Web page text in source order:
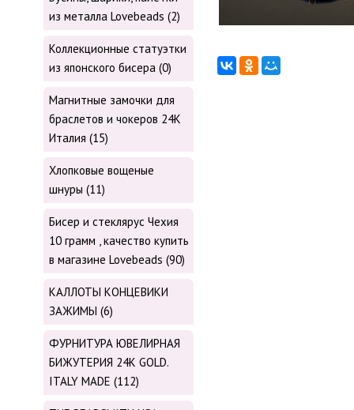
из металла Lovebeads (2)
Коллекционные статуэтки
из японского бисера (0)
Магнитные замочки для
браслетов и чокеров 24К
Италия (15)
Хлопковые вощеные
шнуры (11)
Бисер и стеклярус Чехия
10 грамм , качество купить
в магазине Lovebeads (90)
КАЛЛОТЫ КОНЦЕВИКИ
ЗАЖИМЫ (6)
ФУРНИТУРА ЮВЕЛИРНАЯ
БИЖУТЕРИЯ 24К GOLD.
ITALY MADE (112)